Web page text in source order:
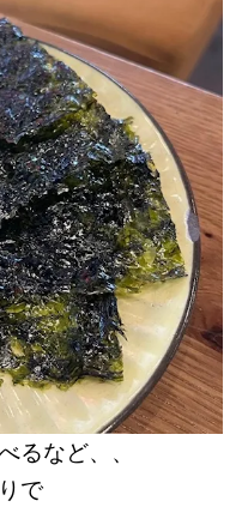
るなど、、
で